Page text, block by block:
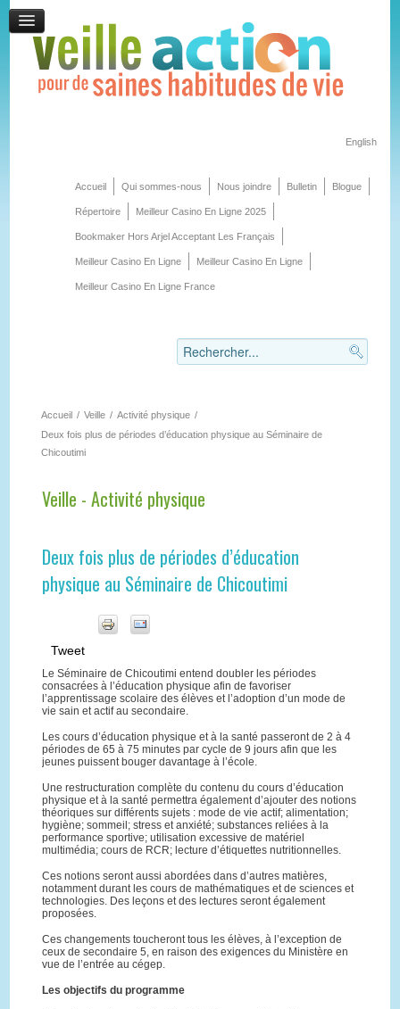
English
Accueil Qui sommes-nous Nous joindre Bulletin Blogue
Répertoire Meilleur Casino En Ligne 2025
Bookmaker Hors Arjel Acceptant Les Français
Meilleur Casino En Ligne Meilleur Casino En Ligne
Meilleur Casino En Ligne France
Accueil / Veille / Activité physique /
Deux fois plus de périodes d’éducation physique au Séminaire de
Chicoutimi
Veille - Activité physique
Deux fois plus de périodes d’éducation
physique au Séminaire de Chicoutimi
Tweet
Le Séminaire de Chicoutimi entend doubler les périodes
consacrées à l’éducation physique afin de favoriser
l’apprentissage scolaire des élèves et l’adoption d’un mode de
vie sain et actif au secondaire.
Les cours d’éducation physique et à la santé passeront de 2 à 4
périodes de 65 à 75 minutes par cycle de 9 jours afin que les
jeunes puissent bouger davantage à l’école.
Une restructuration complète du contenu du cours d’éducation
physique et à la santé permettra également d’ajouter des notions
théoriques sur différents sujets : mode de vie actif; alimentation;
hygiène; sommeil; stress et anxiété; substances reliées à la
performance sportive; utilisation excessive de matériel
multimédia; cours de RCR; lecture d’étiquettes nutritionnelles.
Ces notions seront aussi abordées dans d’autres matières,
notamment durant les cours de mathématiques et de sciences et
technologies. Des leçons et des lectures seront également
proposées.
Ces changements toucheront tous les élèves, à l’exception de
ceux de secondaire 5, en raison des exigences du Ministère en
vue de l’entrée au cégep.
Les objectifs du programme